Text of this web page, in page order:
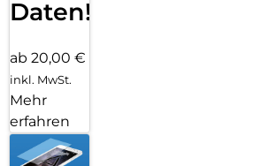
Daten!
ab 20,00 €
inkl. MwSt.
Mehr
erfahren